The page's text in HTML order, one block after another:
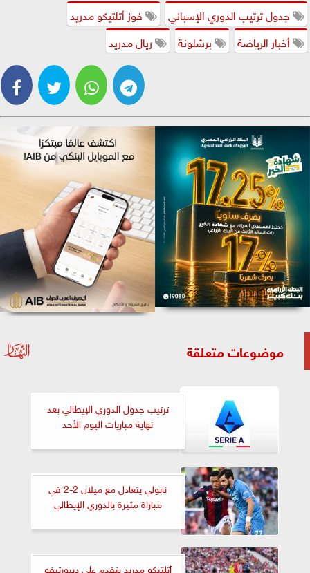
جدول ترتيب الدوري الإسباني
فوز أتلتيكو مدريد
أخبار الرياضة
برشلونة ريال مدريد
موضوعات متعلقة
ترتيب جدول الدوري الإيطالي بعد
نهاية مباريات اليوم الأحد
نابولي يتعادل مع ميلان 2-2 في
مباراة مثيرة بالدوري الإيطالي
أتلتيكو مدريد يتقدم على ديبورتيفو